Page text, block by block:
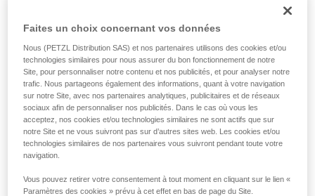
Charge multidirectionnelle :
Perte de résistance variable en fonction de l'angle entre les
axes d'effort.
Faites un choix concernant vos données
Nous (PETZL Distribution SAS) et nos partenaires utilisons des cookies et/ou
technologies similaires pour nous assurer du bon fonctionnement de notre
Site, pour personnaliser notre contenu et nos publicités, et pour analyser notre
trafic. Nous partageons également des informations, quant à votre navigation
sur notre Site, avec nos partenaires analytiques, publicitaires et de réseaux
sociaux afin de personnaliser nos publicités. Dans le cas où vous les
acceptez, nos cookies et/ou technologies similaires ne sont actifs que sur
notre Site et ne vous suivront pas sur d’autres sites web. Les cookies et/ou
technologies similaires de nos partenaires vous suivront pendant toute votre
navigation.
Vous pouvez retirer votre consentement à tout moment en cliquant sur le lien «
Paramètres des cookies » prévu à cet effet en bas de page du Site.